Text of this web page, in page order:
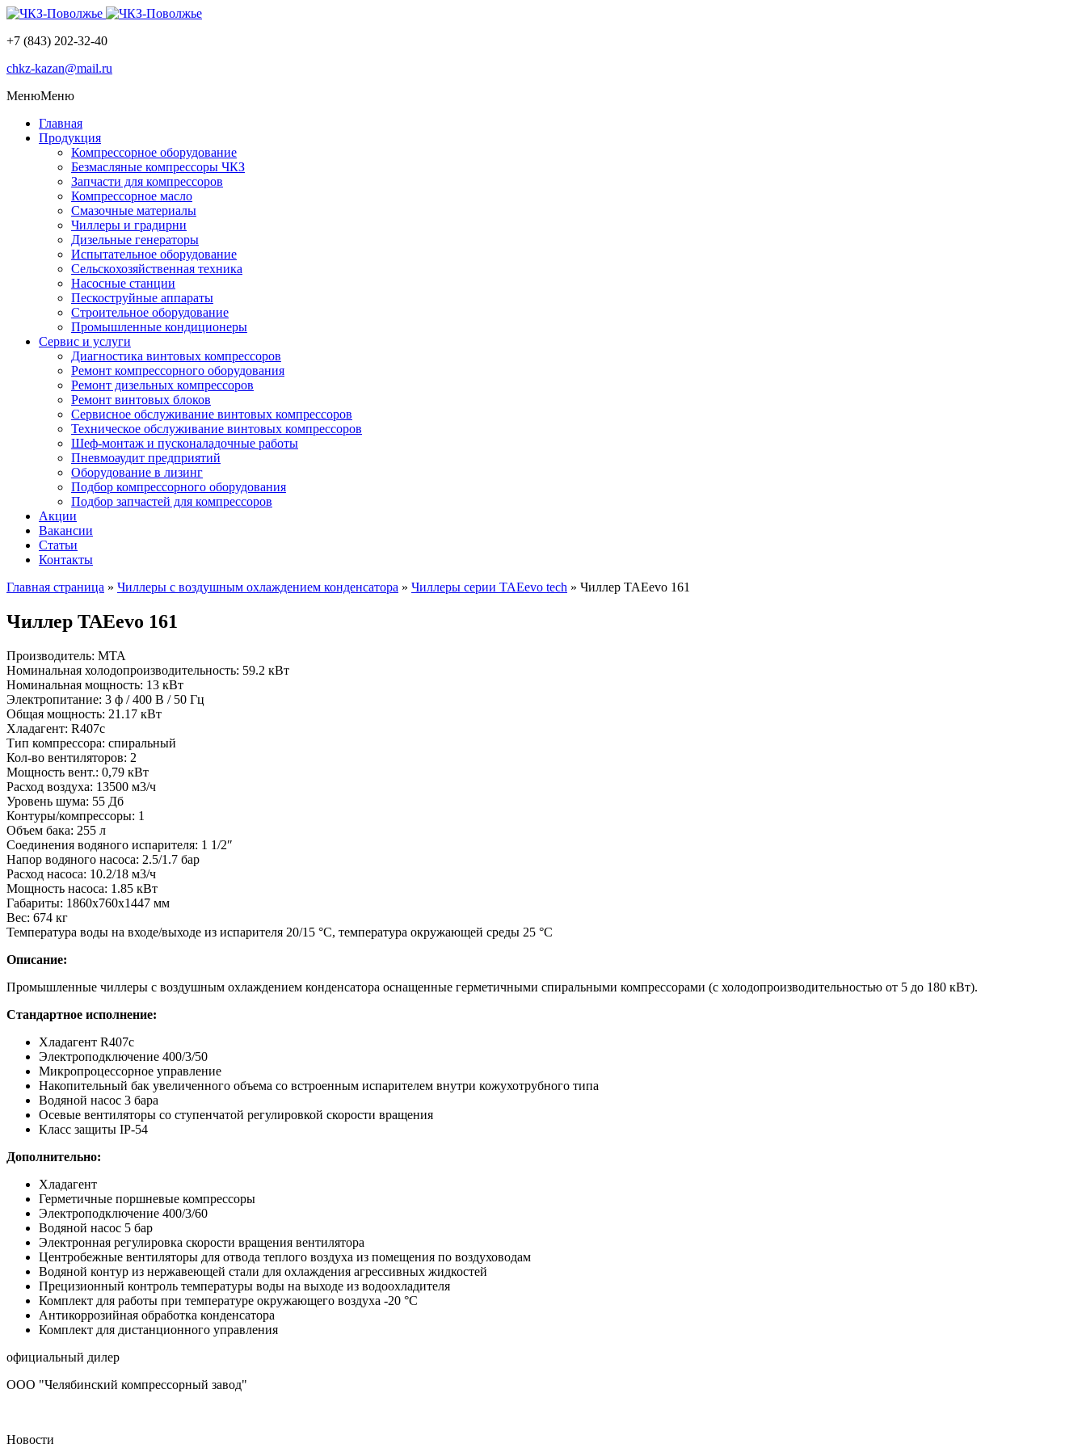
+7 (843) 202-32-40
chkz-kazan@mail.ru
МенюМеню
Главная
Продукция
Компрессорное оборудование
Безмасляные компрессоры ЧКЗ
Запчасти для компрессоров
Компрессорное масло
Смазочные материалы
Чиллеры и градирни
Дизельные генераторы
Испытательное оборудование
Сельскохозяйственная техника
Насосные станции
Пескоструйные аппараты
Строительное оборудование
Промышленные кондиционеры
Сервис и услуги
Диагностика винтовых компрессоров
Ремонт компрессорного оборудования
Ремонт дизельных компрессоров
Ремонт винтовых блоков
Сервисное обслуживание винтовых компрессоров
Техническое обслуживание винтовых компрессоров
Шеф-монтаж и пусконаладочные работы
Пневмоаудит предприятий
Оборудование в лизинг
Подбор компрессорного оборудования
Подбор запчастей для компрессоров
Акции
Вакансии
Статьи
Контакты
Главная страница » Чиллеры с воздушным охлаждением конденсатора » Чиллеры серии TAEevo tech » Чиллер TAEevo 161
Чиллер TAEevo 161
Производитель: MTA
Номинальная холодопроизводительность: 59.2 кВт
Номинальная мощность: 13 кВт
Электропитание: 3 ф / 400 В / 50 Гц
Общая мощность: 21.17 кВт
Хладагент: R407c
Тип компрессора: спиральный
Кол-во вентиляторов: 2
Мощность вент.: 0,79 кВт
Расход воздуха: 13500 м3/ч
Уровень шума: 55 Дб
Контуры/компрессоры: 1
Объем бака: 255 л
Соединения водяного испарителя: 1 1/2″
Напор водяного насоса: 2.5/1.7 бар
Расход насоса: 10.2/18 м3/ч
Мощность насоса: 1.85 кВт
Габариты: 1860х760х1447 мм
Вес: 674 кг
Температура воды на входе/выходе из испарителя 20/15 °С, температура окружающей среды 25 °С
Описание:
Промышленные чиллеры с воздушным охлаждением конденсатора оснащенные герметичными спиральными компрессорами (с холодопроизводительностью от 5 до 180 кВт).
Стандартное исполнение:
Хладагент R407с
Электроподключение 400/3/50
Микропроцессорное управление
Накопительный бак увеличенного объема со встроенным испарителем внутри кожухотрубного типа
Водяной насос 3 бара
Осевые вентиляторы со ступенчатой регулировкой скорости вращения
Класс защиты IP-54
Дополнительно:
Хладагент
Герметичные поршневые компрессоры
Электроподключение 400/3/60
Водяной насос 5 бар
Электронная регулировка скорости вращения вентилятора
Центробежные вентиляторы для отвода теплого воздуха из помещения по воздуховодам
Водяной контур из нержавеющей стали для охлаждения агрессивных жидкостей
Прецизионный контроль температуры воды на выходе из водоохладителя
Комплект для работы при температуре окружающего воздуха -20 °С
Антикоррозийная обработка конденсатора
Комплект для дистанционного управления
официальный дилер
ООО "Челябинский компрессорный завод"
Новости